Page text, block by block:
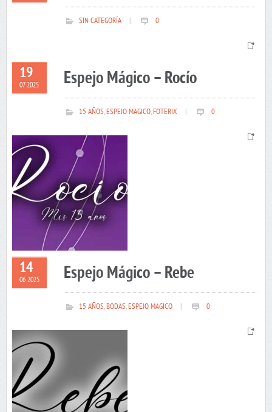
SIN CATEGORÍA 0
19
07 2025 Espejo Mágico – Rocío
15 AÑOS,ESPEJO MAGICO,FOTERIX 0
14
06 2025 Espejo Mágico – Rebe
15 AÑOS,BODAS,ESPEJO MAGICO 0